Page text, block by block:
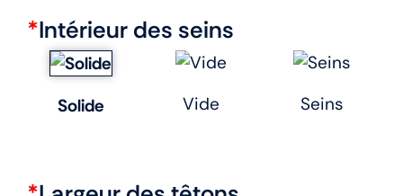
*Intérieur des seins
Solide Vide Seins